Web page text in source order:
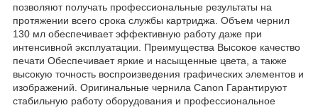
позволяют получать профессиональные результаты на
протяжении всего срока службы картриджа. Объем чернил
130 мл обеспечивает эффективную работу даже при
интенсивной эксплуатации. Преимущества Высокое качество
печати Обеспечивает яркие и насыщенные цвета, а также
высокую точность воспроизведения графических элементов и
изображений. Оригинальные чернила Canon Гарантируют
стабильную работу оборудования и профессиональное